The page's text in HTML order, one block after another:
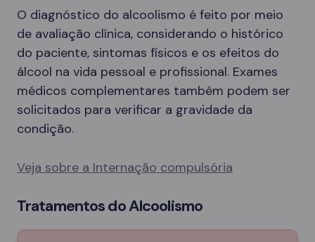
O diagnóstico do alcoolismo é feito por meio
de avaliação clínica, considerando o histórico
do paciente, sintomas físicos e os efeitos do
álcool na vida pessoal e profissional. Exames
médicos complementares também podem ser
solicitados para verificar a gravidade da
condição.
Veja sobre a Internação compulsória
Tratamentos do Alcoolismo